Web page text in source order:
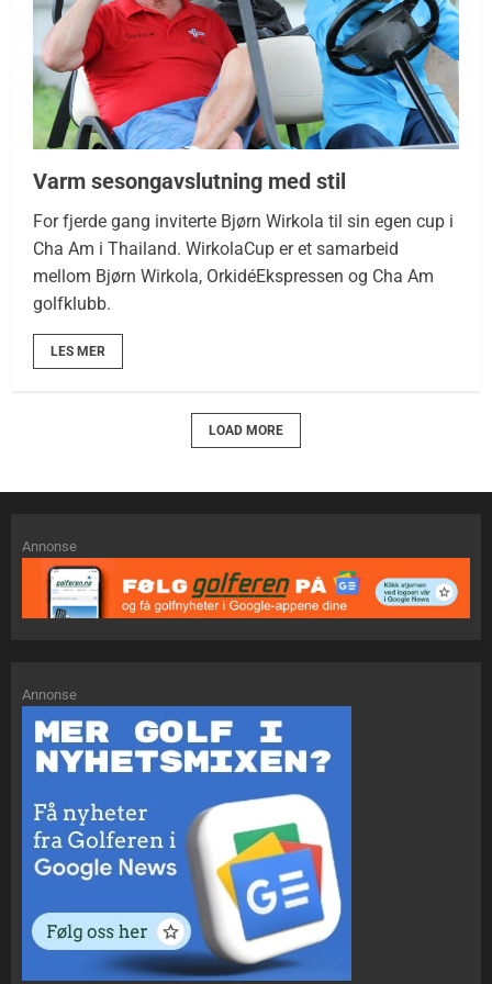
Varm sesongavslutning med stil
For fjerde gang inviterte Bjørn Wirkola til sin egen cup i
Cha Am i Thailand. WirkolaCup er et samarbeid
mellom Bjørn Wirkola, OrkidéEkspressen og Cha Am
golfklubb.
LES MER
LOAD MORE
Annonse
Annonse